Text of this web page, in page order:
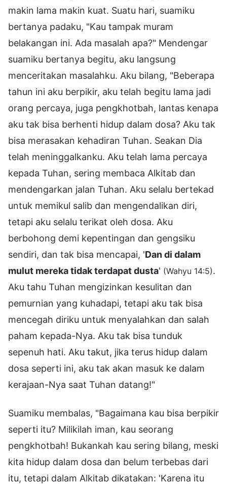
makin lama makin kuat. Suatu hari, suamiku
bertanya padaku, "Kau tampak muram
belakangan ini. Ada masalah apa?" Mendengar
suamiku bertanya begitu, aku langsung
menceritakan masalahku. Aku bilang, "Beberapa
tahun ini aku berpikir, aku telah begitu lama jadi
orang percaya, juga pengkhotbah, lantas kenapa
aku tak bisa berhenti hidup dalam dosa? Aku tak
bisa merasakan kehadiran Tuhan. Seakan Dia
telah meninggalkanku. Aku telah lama percaya
kepada Tuhan, sering membaca Alkitab dan
mendengarkan jalan Tuhan. Aku selalu bertekad
untuk memikul salib dan mengendalikan diri,
tetapi aku selalu terikat oleh dosa. Aku
berbohong demi kepentingan dan gengsiku
sendiri, dan tak bisa mencapai, 'Dan di dalam
mulut mereka tidak terdapat dusta' (Wahyu 14:5).
Aku tahu Tuhan mengizinkan kesulitan dan
pemurnian yang kuhadapi, tetapi aku tak bisa
mencegah diriku untuk menyalahkan dan salah
paham kepada-Nya. Aku tak bisa tunduk
sepenuh hati. Aku takut, jika terus hidup dalam
dosa seperti ini, aku tak akan masuk ke dalam
kerajaan-Nya saat Tuhan datang!"
Suamiku membalas, "Bagaimana kau bisa berpikir
seperti itu? Milikilah iman, kau seorang
pengkhotbah! Bukankah kau sering bilang, meski
kita hidup dalam dosa dan belum terbebas dari
itu, tetapi dalam Alkitab dikatakan: 'Karena itu